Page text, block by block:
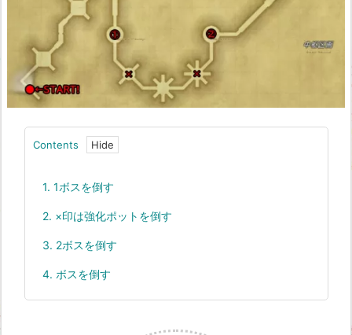
Contents
1. 1ボスを倒す
2. ×印は強化ポットを倒す
3. 2ボスを倒す
4. ボスを倒す